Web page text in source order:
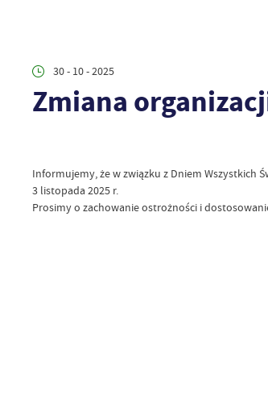
30 - 10 - 2025
Zmiana
Informujemy, że w związku z Dniem Wszystkich
3 listopada 2025 r.
Prosimy o zachowanie ostrożności i